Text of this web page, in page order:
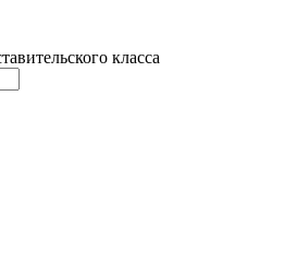
класса